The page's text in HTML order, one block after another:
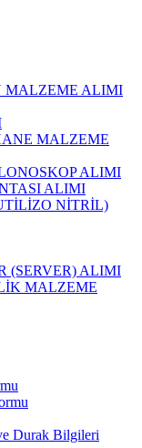
MALZEME ALIMI
MALZEME
ALIMI
ALIMI
NİTRİL)
(SERVER) ALIMI
MALZEME
Durak Bilgileri